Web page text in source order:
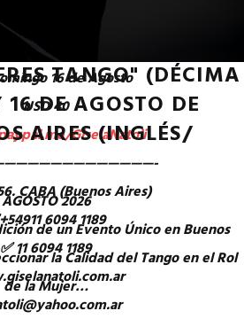
GiselaNatoli
16 de Agosto
USD 40
GiselaNatoli
CABA (Buenos Aires)
6094 1189
✅ 11 6094 1189
TANGO" (DÉCIMA
DE AGOSTO DE
AIRES (INGLÉS/
AGOSTO 2026
de un Evento Único en Buenos
la Calidad del Tango en el Rol
de la Mujer…